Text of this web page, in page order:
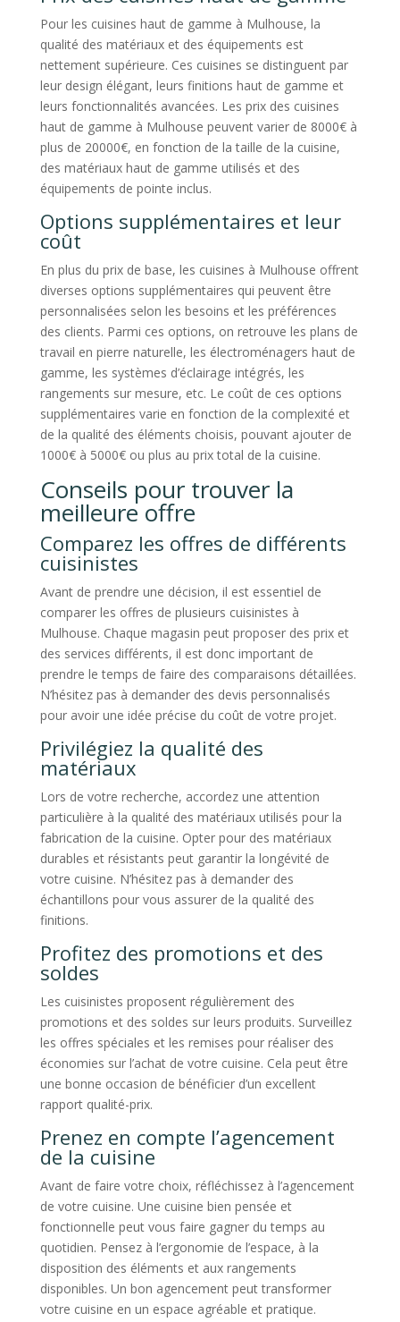
Pour les cuisines haut de gamme à Mulhouse, la
qualité des matériaux et des équipements est
nettement supérieure. Ces cuisines se distinguent par
leur design élégant, leurs finitions haut de gamme et
leurs fonctionnalités avancées. Les prix des cuisines
haut de gamme à Mulhouse peuvent varier de 8000€ à
plus de 20000€, en fonction de la taille de la cuisine,
des matériaux haut de gamme utilisés et des
équipements de pointe inclus.
Options supplémentaires et leur
coût
En plus du prix de base, les cuisines à Mulhouse offrent
diverses options supplémentaires qui peuvent être
personnalisées selon les besoins et les préférences
des clients. Parmi ces options, on retrouve les plans de
travail en pierre naturelle, les électroménagers haut de
gamme, les systèmes d’éclairage intégrés, les
rangements sur mesure, etc. Le coût de ces options
supplémentaires varie en fonction de la complexité et
de la qualité des éléments choisis, pouvant ajouter de
1000€ à 5000€ ou plus au prix total de la cuisine.
Conseils pour trouver la
meilleure offre
Comparez les offres de différents
cuisinistes
Avant de prendre une décision, il est essentiel de
comparer les offres de plusieurs cuisinistes à
Mulhouse. Chaque magasin peut proposer des prix et
des services différents, il est donc important de
prendre le temps de faire des comparaisons détaillées.
N’hésitez pas à demander des devis personnalisés
pour avoir une idée précise du coût de votre projet.
Privilégiez la qualité des
matériaux
Lors de votre recherche, accordez une attention
particulière à la qualité des matériaux utilisés pour la
fabrication de la cuisine. Opter pour des matériaux
durables et résistants peut garantir la longévité de
votre cuisine. N’hésitez pas à demander des
échantillons pour vous assurer de la qualité des
finitions.
Profitez des promotions et des
soldes
Les cuisinistes proposent régulièrement des
promotions et des soldes sur leurs produits. Surveillez
les offres spéciales et les remises pour réaliser des
économies sur l’achat de votre cuisine. Cela peut être
une bonne occasion de bénéficier d’un excellent
rapport qualité-prix.
Prenez en compte l’agencement
de la cuisine
Avant de faire votre choix, réfléchissez à l’agencement
de votre cuisine. Une cuisine bien pensée et
fonctionnelle peut vous faire gagner du temps au
quotidien. Pensez à l’ergonomie de l’espace, à la
disposition des éléments et aux rangements
disponibles. Un bon agencement peut transformer
votre cuisine en un espace agréable et pratique.